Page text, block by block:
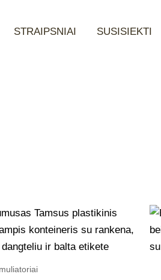
STRAIPSNIAI SUSISIEKTI